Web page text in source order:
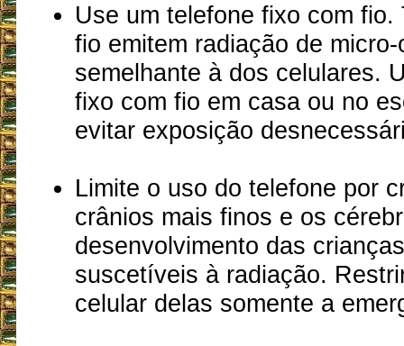
Use um telefone fixo com fio.
fio emitem radiação de micro-
semelhante à dos celulares.
fixo com fio em casa ou no
evitar exposição
Limite o uso do telefone por
crânios mais finos e os
desenvolvimento das
suscetíveis à radiação.
celular delas somente a